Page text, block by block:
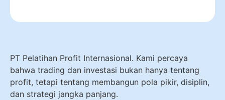
PT Pelatihan Profit Internasional. Kami percaya
bahwa trading dan investasi bukan hanya tentang
profit, tetapi tentang membangun pola pikir, disiplin,
dan strategi jangka panjang.